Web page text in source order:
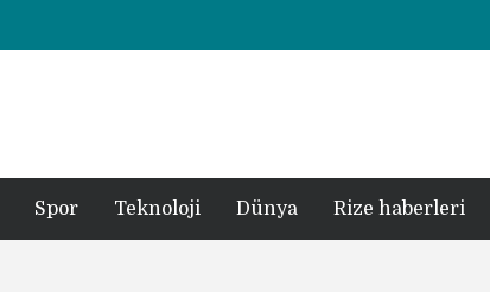
Rize’de otizmli öğrencilerin eğitim gördüğü ahşap hobi atölyesine çarpan araç hasara neden oldu
Spor Teknoloji Dünya Rize haberleri